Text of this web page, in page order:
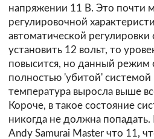
напряжении 11 В. Это почти
регулировочной
автоматической регулировки
установить 12 вольт, то
повысится, но данный режим
полностью 'убитой' системой
температура выросла выше
Короче, в такое состояние
никогда не должна
Andy Samurai Master что 11,